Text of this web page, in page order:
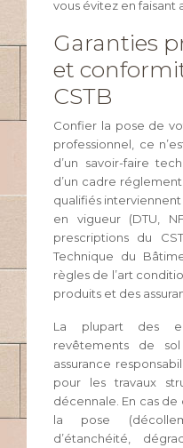
vous évitez en faisant
Garanties
et
CSTB
Confier la pose de
professionnel, ce
d’un savoir-faire
d’un cadre
qualifiés
en vigueur (DTU,
prescriptions du
Technique du
règles de l’art
produits et des
La plupart des
revêtements de
assurance
pour les travaux
décennale. En cas
la pose
d’étanchéité,